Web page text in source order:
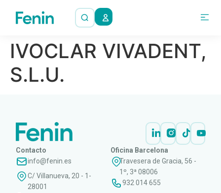
IVOCLAR VIVADENT,
S.L.U.
Contacto
info@fenin.es
C/ Villanueva, 20 - 1-
28001
Oficina Barcelona
Travesera de Gracia, 56 -
1º, 3ª 08006
932 014 655